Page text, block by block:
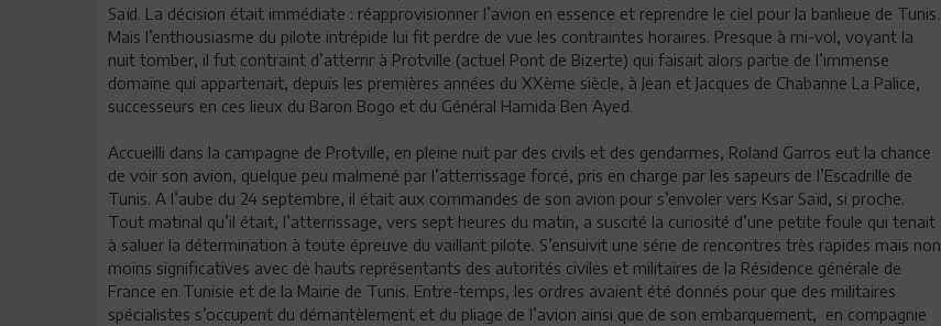
Saïd. La décision était immédiate : réapprovisionner l’avion en essence et reprendre le ciel pour la banlieue de Tunis.
Mais l’enthousiasme du pilote intrépide lui fit perdre de vue les contraintes horaires. Presque à mi-vol, voyant la
nuit tomber, il fut contraint d’atterrir à Protville (actuel Pont de Bizerte) qui faisait alors partie de l’immense
domaine qui appartenait, depuis les premières années du XXème siècle, à Jean et Jacques de Chabanne La Palice,
successeurs en ces lieux du Baron Bogo et du Général Hamida Ben Ayed.
Accueilli dans la campagne de Protville, en pleine nuit par des civils et des gendarmes, Roland Garros eut la chance
de voir son avion, quelque peu malmené par l’atterrissage forcé, pris en charge par les sapeurs de l’Escadrille de
Tunis. A l’aube du 24 septembre, il était aux commandes de son avion pour s’envoler vers Ksar Saïd, si proche.
Tout matinal qu’il était, l’atterrissage, vers sept heures du matin, a suscité la curiosité d’une petite foule qui tenait
à saluer la détermination à toute épreuve du vaillant pilote. S’ensuivit une série de rencontres très rapides mais non
moins significatives avec de hauts représentants des autorités civiles et militaires de la Résidence générale de
France en Tunisie et de la Mairie de Tunis. Entre-temps, les ordres avaient été donnés pour que des militaires
spécialistes s’occupent du démantèlement et du pliage de l’avion ainsi que de son embarquement, en compagnie